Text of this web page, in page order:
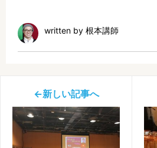
written by 根本講師
←新しい記事へ